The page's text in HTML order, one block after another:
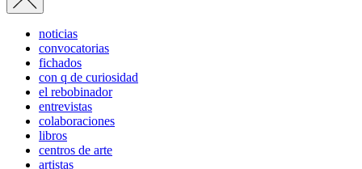
noticias
convocatorias
fichados
con q de curiosidad
el rebobinador
entrevistas
colaboraciones
libros
centros de arte
artistas